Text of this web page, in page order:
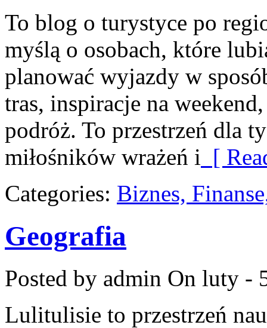
To blog o turystyce po
myślą o osobach, które
planować wyjazdy w
tras, inspiracje na
podróż. To przestrzeń dla
miłośników wrażeń i [
Categories: Biznes,
Geografia
Posted by admin On luty -
Lulitulisie to przestrzeń